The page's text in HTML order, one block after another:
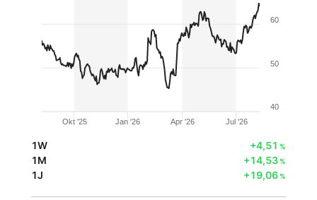
Okt '25 Jan '26 Apr '26 Jul '26
40
50
60
1W +4,51 %
1M +14,53%
1J +19,06%